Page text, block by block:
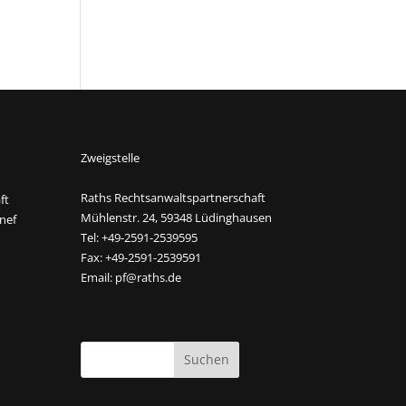
Zweigstelle
Raths Rechtsanwaltspartnerschaft
Mühlenstr. 24, 59348 Lüdinghausen
Tel: +49-2591-2539595
Fax: +49-2591-2539591
Email: pf@raths.de